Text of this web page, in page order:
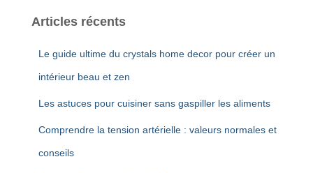
Articles récents
Le guide ultime du crystals home decor pour créer un
intérieur beau et zen
Les astuces pour cuisiner sans gaspiller les aliments
Comprendre la tension artérielle : valeurs normales et
conseils